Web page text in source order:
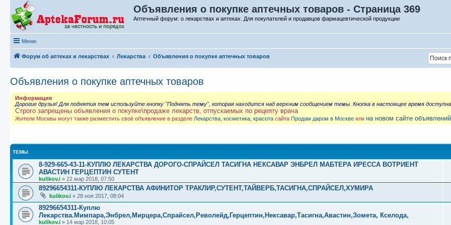
Объявления о покупке аптечных товаров - Страница 369
Аптечный форум: о лекарствах и аптеках. Для покупателей и продавцов фармацевтической продукции
Меню
Форум об аптеках и лекарствах Лекарства Объявления о покупке аптечных товаров
Объявления о покупке аптечных товаров
Информация
Дорогие друзья! Для поднятия тем используйте кнопку "Поднять тему", которая находится над верхним сообщением темы. Кнопка в настоящее время
Строго запрещены объявления о покупке\продаже лекарств, отпускаемых по рецепту врача
Жители Москвы могут также разместить своё объявление в разделе Лекарства, косметика, красота сайта Продам даром в Москве или на новом сайте
ТЕМЫ
8-929-665-43-11-КУПЛЮ ЛЕКАРСТВА ДОРОГО-СПРАЙСЕЛ ТАСИГНА НЕКСАВАР ЭНБРЕЛ МАБТЕРА ИРЕССА ВОТРИЕНТ
АВАСТИН ГЕРЦЕПТИН СУТЕНТ
kulikov.i » 22 мар 2018, 07:50
89296654311-КУПЛЮ ЛЕКАРСТВА АФИНИТОР ТРАКЛИР,СУТЕНТ,ТАЙВЕРБ,ТАСИГНА,СПРАЙСЕЛ,ХУМИРА
kulikov.i » 28 ноя 2017, 08:04
89296654311-Куплю
Лекарства.Мимпара,Энбрел,Мирцера,Спрайсел,Револейд,Герцептин,Нексавар,Тасигна,Авастин,Зомета, Кселода,
kulikov.i » 14 мар 2018, 10:05